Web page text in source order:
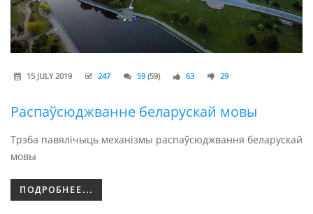
15 JULY 2019 247 59 (59) 63 29
Распаўсюджванне беларускай мовы
Трэба павялічыць механізмы распаўсюджвання беларускай
мовы
ПОДРОБНЕЕ...